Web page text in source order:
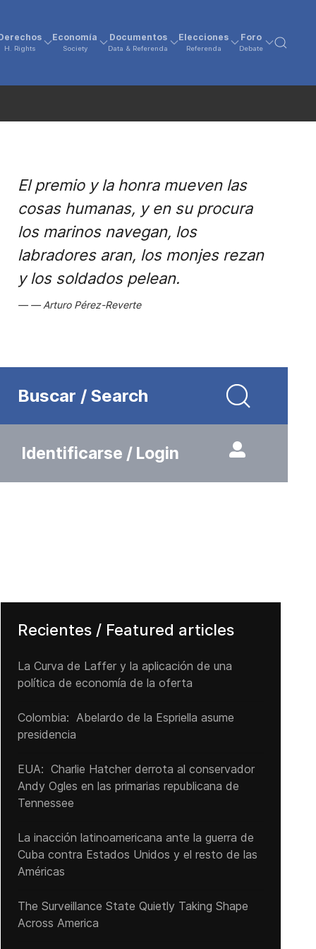
H. Rights
Economía
Society
Documentos
Data & Referenda
Elecciones
Referenda
Foro
Debate
El premio y la honra mueven las
cosas humanas, y en su procura
los marinos navegan, los
labradores aran, los monjes rezan
y los soldados pelean.
Arturo Pérez-Reverte
Buscar / Search
Identificarse / Login
Recientes / Featured articles
La Curva de Laffer y la aplicación de una
política de economía de la oferta
Colombia: Abelardo de la Espriella asume
presidencia
EUA: Charlie Hatcher derrota al conservador
Andy Ogles en las primarias republicana de
Tennessee
La inacción latinoamericana ante la guerra de
Cuba contra Estados Unidos y el resto de las
Américas
The Surveillance State Quietly Taking Shape
Across America